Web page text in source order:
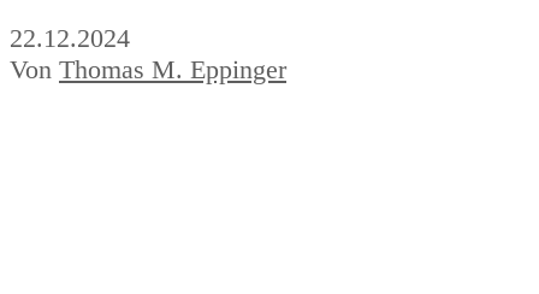
22.12.2024
Von Thomas M. Eppinger